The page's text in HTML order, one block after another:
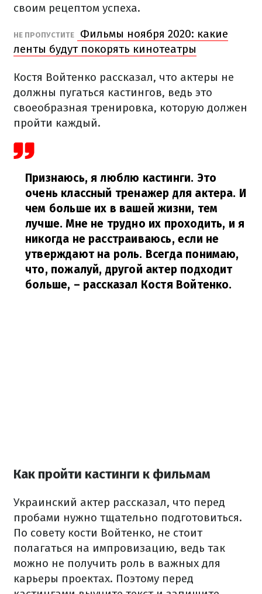
своим рецептом успеха.
НЕ ПРОПУСТИТЕ
Фильмы ноября 2020: какие
ленты будут покорять кинотеатры
Костя Войтенко рассказал, что актеры не
должны пугаться кастингов, ведь это
своеобразная тренировка, которую должен
пройти каждый.
Признаюсь, я люблю кастинги. Это
очень классный тренажер для актера. И
чем больше их в вашей жизни, тем
лучше. Мне не трудно их проходить, и я
никогда не расстраиваюсь, если не
утверждают на роль. Всегда понимаю,
что, пожалуй, другой актер подходит
больше, – рассказал Костя Войтенко.
Как пройти кастинги к фильмам
Украинский актер рассказал, что перед
пробами нужно тщательно подготовиться.
По совету кости Войтенко, не стоит
полагаться на импровизацию, ведь так
можно не получить роль в важных для
карьеры проектах. Поэтому перед